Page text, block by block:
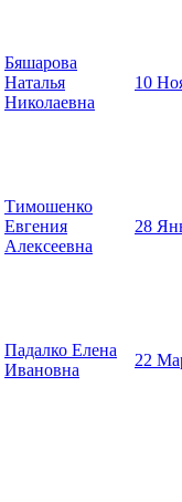
Бяшарова
Наталья
Николаевна
10
Тимошенко
Евгения
Алексеевна
28
Падалко Елена
Ивановна
22